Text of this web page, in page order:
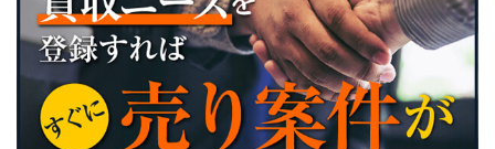
秘密保持契約(NDA・CA)の内容
秘密保持契約(NDA・CA)締結前の注意点
まとめ